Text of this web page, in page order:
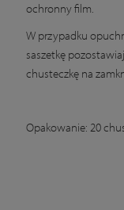
ochronny film.
W przypadku
saszetkę
chusteczkę na
Opakowanie: 20